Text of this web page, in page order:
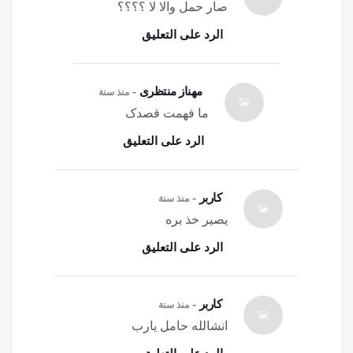
صار حمل والا لا ؟؟؟؟
الرد علی التعلیق
مهناز منتظری -منذ سنة
ما فهمت قصدک
الرد علی التعلیق
کاربر -منذ سنة
يصير خذ بره
الرد علی التعلیق
کاربر -منذ سنة
انشالله حامل يارب